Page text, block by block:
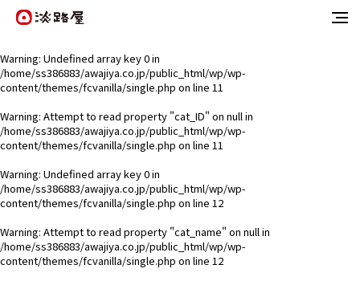
Warning: Undefined array key 0 in
/home/ss386883/awajiya.co.jp/public_html/wp/wp-
content/themes/fcvanilla/single.php on line 11
Warning: Attempt to read property "cat_ID" on null in
/home/ss386883/awajiya.co.jp/public_html/wp/wp-
content/themes/fcvanilla/single.php on line 11
Warning: Undefined array key 0 in
/home/ss386883/awajiya.co.jp/public_html/wp/wp-
content/themes/fcvanilla/single.php on line 12
Warning: Attempt to read property "cat_name" on null in
/home/ss386883/awajiya.co.jp/public_html/wp/wp-
content/themes/fcvanilla/single.php on line 12